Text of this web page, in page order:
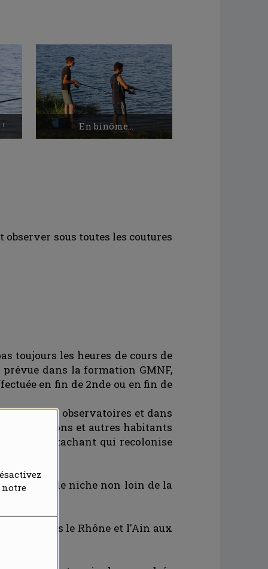
notre
En binôme...
sous toutes les coutures
toujours les heures de cours de
dans la formation GMNF,
en fin de 2nde ou en fin de
dans les observatoires et dans
poissons et autres habitants
attachant qui recolonise
!
un couple niche non loin de la
dans le Rhône et l'Ain aux